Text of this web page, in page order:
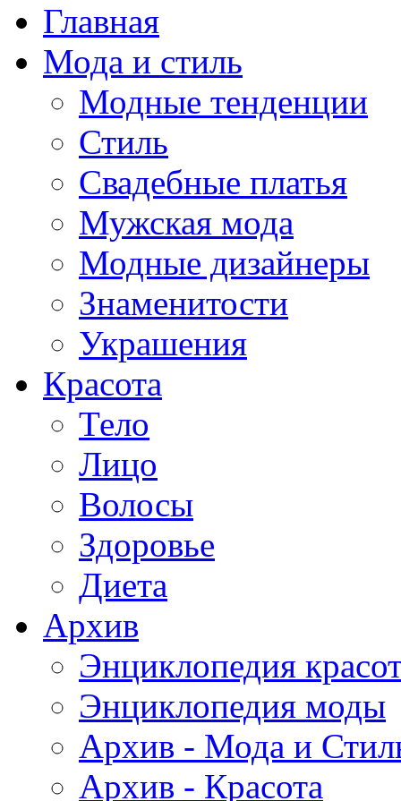
Главная
Мода и стиль
Модные тенденции
Стиль
Свадебные платья
Мужская мода
Модные дизайнеры
Знаменитости
Украшения
Красота
Тело
Лицо
Волосы
Здоровье
Диета
Архив
Энциклопедия
Энциклопедия моды
Архив - Мода и
Архив - Красота